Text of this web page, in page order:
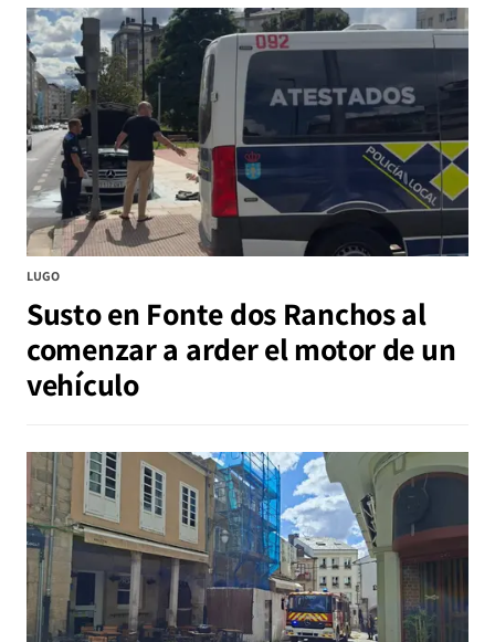
LUGO
Susto en Fonte dos Ranchos al
comenzar a arder el motor de un
vehículo